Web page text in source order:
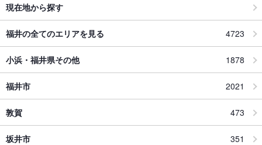
現在地から探す
福井の全てのエリアを見る 4723
小浜・福井県その他 1878
福井市 2021
敦賀 473
坂井市 351